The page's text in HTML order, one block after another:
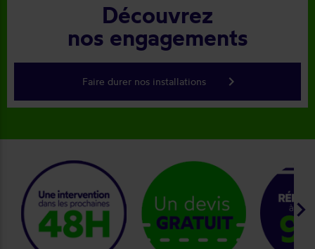
Découvrez
nos engagements
Faire durer nos installations keyboard_arrow_right
keyboard_arrow_right